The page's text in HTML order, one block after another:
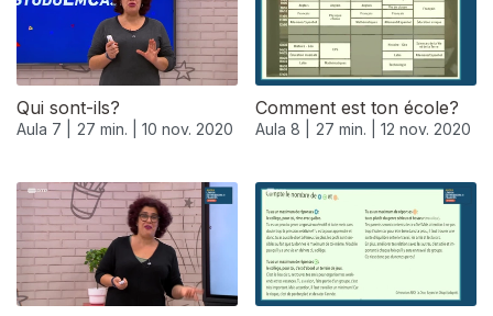
Qui sont-ils?
Aula 7 | 27 min. | 10 nov. 2020
Comment est ton école?
Aula 8 | 27 min. | 12 nov. 2020